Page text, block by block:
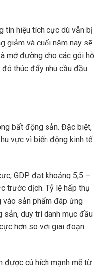
tín hiệu tích cực dù vẫn bị
giảm và cuối năm nay sẽ
mở đường cho các gói hỗ
thúc đẩy nhu cầu đầu
bất động sản. Đặc biệt,
vực vì biến động kinh tế
GDP đạt khoảng 5,5 –
trước dịch. Tỷ lệ hấp thụ
vào sản phẩm đáp ứng
sản, duy trì danh mục đầu
hơn so với giai đoạn
được cú hích mạnh mẽ từ